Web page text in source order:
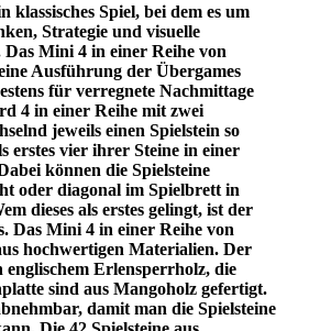
klassisches Spiel, bei dem es um
Strategie und visuelle
Mini 4 in einer Reihe von
Ausführung der Übergames
für verregnete Nachmittage
4 in einer Reihe mit zwei
jeweils einen Spielstein so
erstes vier ihrer Steine in einer
können die Spielsteine
oder diagonal im Spielbrett in
dieses als erstes gelingt, ist der
Das Mini 4 in einer Reihe von
hochwertigen Materialien. Der
englischem Erlensperrholz, die
sind aus Mangoholz gefertigt.
damit man die Spielsteine